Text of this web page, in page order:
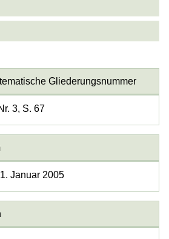
Gliederungsnummer
3, S. 67
Januar 2005